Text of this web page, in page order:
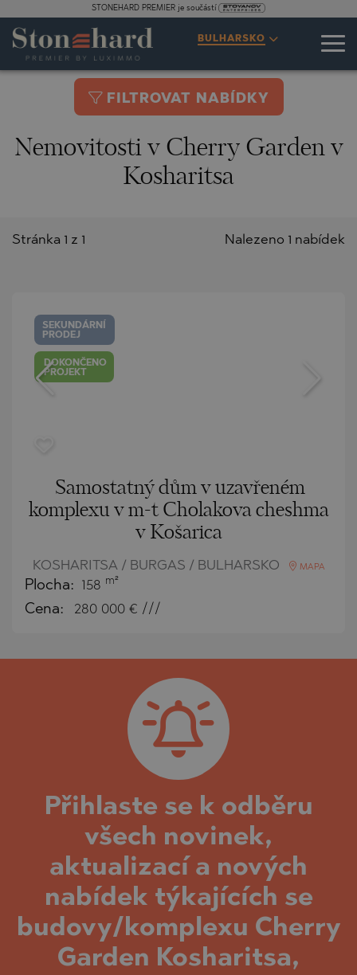
STONEHARD PREMIER je součástí
BULHARSKO
FILTROVAT NABÍDKY
Nemovitosti v Cherry Garden v
Kosharitsa
Nalezeno 1 nabídek
Stránka 1 z 1
SEKUNDÁRNÍ
PRODEJ
DOKONČENO
PROJEKT
Samostatný dům v uzavřeném
komplexu v m-t Cholakova cheshma
v Košarica
KOSHARITSA / BURGAS / BULHARSKO MAPA
Plocha: 158 m²
Cena: 280 000 € ///
Přihlaste se k odběru
všech novinek,
aktualizací a nových
nabídek týkajících se
budovy/komplexu Cherry
Garden Kosharitsa,